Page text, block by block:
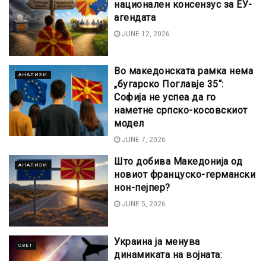
национален консензус за ЕУ-
агендата
JUNE 12, 2026
АНАЛИЗИ
Во македонската рамка нема
„бугарско Поглавје 35“:
Софија не успеа да го
наметне српско-косовскиот
модел
JUNE 7, 2026
АНАЛИЗИ
Што добива Македонија од
новиот француско-германски
нон-пејпер?
JUNE 5, 2026
СВЕТ
Украина ја менува
динамиката на војната: